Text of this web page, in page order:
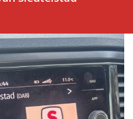
van 0 Volgend uur